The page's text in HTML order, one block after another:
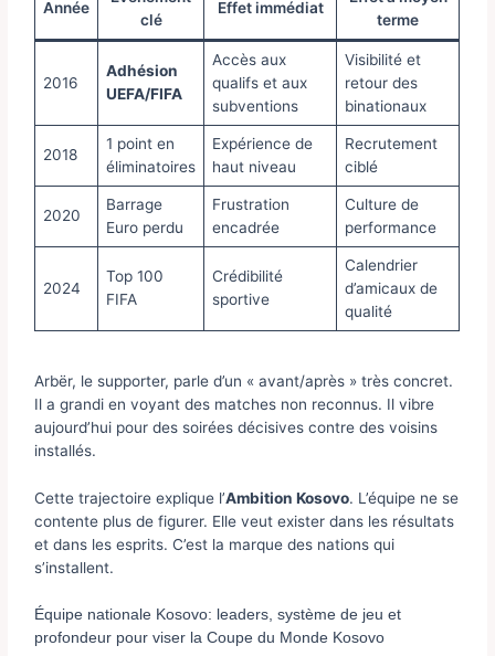
Année
clé
Effet immédiat
terme
2016
Adhésion
UEFA/FIFA
Accès aux
qualifs et aux
subventions
Visibilité et
retour des
binationaux
2018
1 point en
éliminatoires
Expérience de
haut niveau
Recrutement
ciblé
2020
Barrage
Euro perdu
Frustration
encadrée
Culture de
performance
2024
Top 100
FIFA
Crédibilité
sportive
Calendrier
d’amicaux de
qualité
Arbër, le supporter, parle d’un « avant/après » très concret.
Il a grandi en voyant des matches non reconnus. Il vibre
aujourd’hui pour des soirées décisives contre des voisins
installés.
Cette trajectoire explique l’Ambition Kosovo. L’équipe ne se
contente plus de figurer. Elle veut exister dans les résultats
et dans les esprits. C’est la marque des nations qui
s’installent.
Équipe nationale Kosovo: leaders, système de jeu et
profondeur pour viser la Coupe du Monde Kosovo